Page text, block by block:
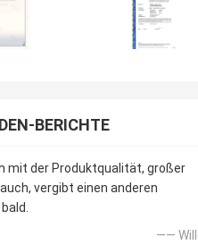
BERICHTE
mit der Produktqualität, großer
vergibt einen anderen
——